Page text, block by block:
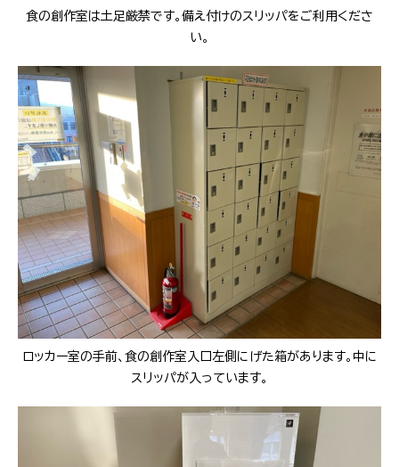
食の創作室は土足厳禁です。備え付けのスリッパをご利用くださ
い。
ロッカー室の手前、食の創作室入口左側にげた箱があります。中に
スリッパが入っています。